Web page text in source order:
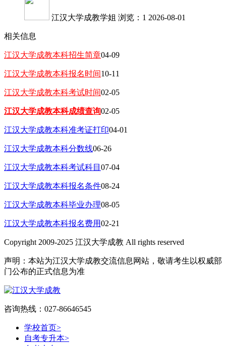
江汉大学成教学姐 浏览：1 2026-08-01
相关信息
江汉大学成教本科招生简章04-09
江汉大学成教本科报名时间10-11
江汉大学成教本科考试时间02-05
江汉大学成教本科成绩查询02-05
江汉大学成教本科准考证打印04-01
江汉大学成教本科分数线06-26
江汉大学成教本科考试科目 07-04
江汉大学成教本科报名条件08-24
江汉大学成教本科毕业办理08-05
江汉大学成教本科报名费用02-21
Copyright 2009-2025 江汉大学成教 All rights reserved
声明：本站为江汉大学成教交流信息网站，敬请考生以权威部
门公布的正式信息为准
咨询热线：027-86646545
学校首页>
自考专升本>